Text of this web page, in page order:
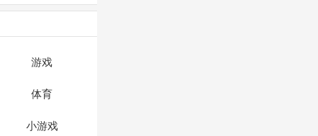
游戏
体育
小游戏